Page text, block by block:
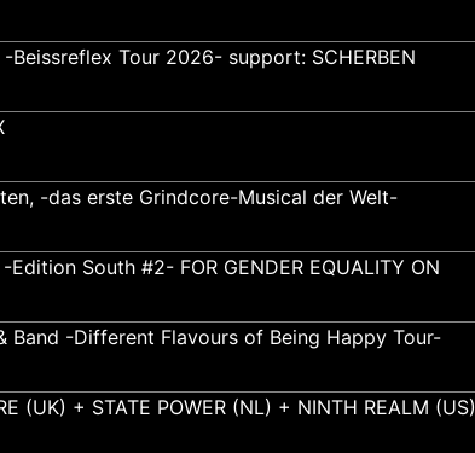
-Beissreflex Tour 2026- support: SCHERBEN
-das erste Grindcore-Musical der Welt-
Edition South #2- FOR GENDER EQUALITY ON
Band -Different Flavours of Being Happy Tour-
(UK) + STATE POWER (NL) + NINTH REALM (US)